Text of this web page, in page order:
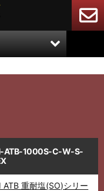
ATB-1000S-C-W-S-
ATB 重耐塩(SO)シリー